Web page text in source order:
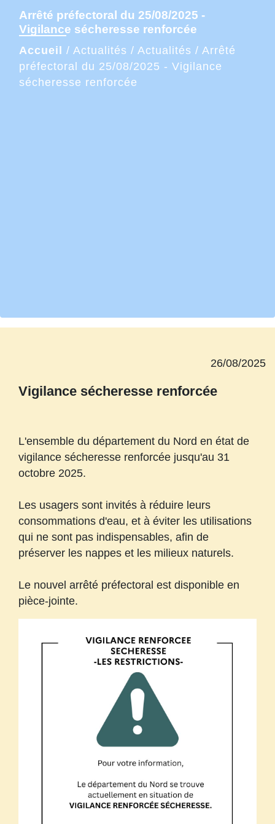
Arrêté préfectoral du 25/08/2025 -
Vigilance sécheresse renforcée
Accueil / Actualités / Actualités / Arrêté
préfectoral du 25/08/2025 - Vigilance
sécheresse renforcée
26/08/2025
Vigilance sécheresse renforcée
L'ensemble du département du Nord en état de
vigilance sécheresse renforcée jusqu'au 31
octobre 2025.
Les usagers sont invités à réduire leurs
consommations d'eau, et à éviter les utilisations
qui ne sont pas indispensables, afin de
préserver les nappes et les milieux naturels.
Le nouvel arrêté préfectoral est disponible en
pièce-jointe.